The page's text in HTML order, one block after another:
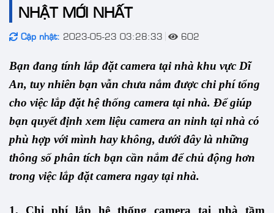
NHẬT MỚI NHẤT
Cập nhật: 2023-05-23 03:28:33 602
Bạn đang tính lắp đặt camera tại nhà khu vực Dĩ
An, tuy nhiên bạn vẫn chưa nắm được chi phí tổng
cho việc lắp đặt hệ thống camera tại nhà. Để giúp
bạn quyết định xem liệu camera an ninh tại nhà có
phù hợp với mình hay không, dưới đây là những
thông số phân tích bạn cần nắm để chủ động hơn
trong việc lắp đặt camera ngay tại nhà.
1. Chi phí lắp hệ thống camera tại nhà tầm